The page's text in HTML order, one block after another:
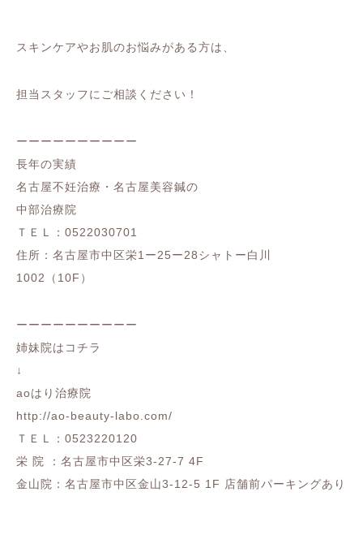
スキンケアやお肌のお悩みがある方は、
担当スタッフにご相談ください！
ーーーーーーーーーー
長年の実績
名古屋不妊治療・名古屋美容鍼の
中部治療院
ＴＥＬ：0522030701
住所：名古屋市中区栄1ー25ー28シャトー白川
1002（10F）
ーーーーーーーーーー
姉妹院はコチラ
↓
aoはり治療院
http://ao-beauty-labo.com/
ＴＥＬ：0523220120
栄 院 ：名古屋市中区栄3-27-7 4F
金山院：名古屋市中区金山3-12-5 1F 店舗前パーキングあり